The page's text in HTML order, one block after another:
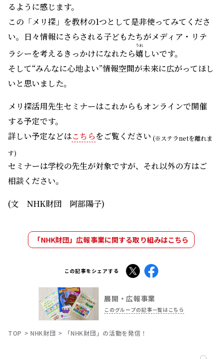
るように感じます。
この「メリ探」を教材の1つとして是非使ってみてくださ
い。日々情報にさらされる子どもたちがメディア・リテ
ラシーを考えるきっかけになれたら嬉
うれ
しいです。
そして“みんなに心地よい”情報空間が未来に広がってほし
いと思いました。
メリ探活用先生セミナーはこれからもオンラインで開催
する予定です。
詳しい予定などはこちらをご覧ください (※ステラnetを離れま
す)
セミナーは学校の先生が対象ですが、それ以外の方はご
相談ください。
(文 NHK財団 阿部陽子)
「NHK財団」広報事業に関する取り組みはこちら
この記事をシェアする X Facebook
展開・広報事業
このグループの記事一覧はこちら
TOP NHK財団 「NHK財団」の活動を発信！